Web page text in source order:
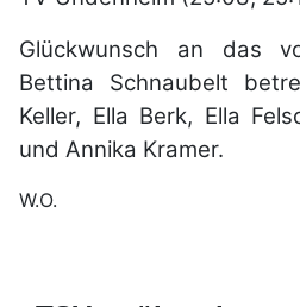
Glückwunsch an das
Bettina Schnaubelt
Keller, Ella Berk, Ella
und Annika Kramer.
W.O.